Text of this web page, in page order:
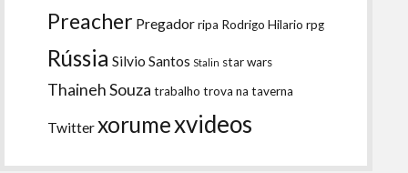
Preacher Pregadorripa Rodrigo Hilario rpg
Rússia Silvio Santos Stalin star wars
Thaineh Souza trabalho trova na taverna
Twitterxorumexvideos